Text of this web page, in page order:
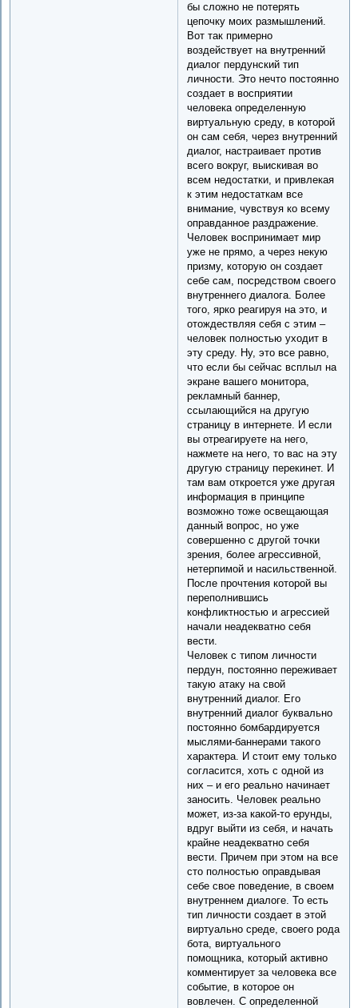
бы сложно не потерять
цепочку моих размышлений.
Вот так примерно
воздействует на внутренний
диалог пердунский тип
личности. Это нечто постоянно
создает в восприятии
человека определенную
виртуальную среду, в которой
он сам себя, через внутренний
диалог, настраивает против
всего вокруг, выискивая во
всем недостатки, и привлекая
к этим недостаткам все
внимание, чувствуя ко всему
оправданное раздражение.
Человек воспринимает мир
уже не прямо, а через некую
призму, которую он создает
себе сам, посредством своего
внутреннего диалога. Более
того, ярко реагируя на это, и
отождествляя себя с этим –
человек полностью уходит в
эту среду. Ну, это все равно,
что если бы сейчас всплыл на
экране вашего монитора,
рекламный баннер,
ссылающийся на другую
страницу в интернете. И если
вы отреагируете на него,
нажмете на него, то вас на эту
другую страницу перекинет. И
там вам откроется уже другая
информация в принципе
возможно тоже освещающая
данный вопрос, но уже
совершенно с другой точки
зрения, более агрессивной,
нетерпимой и насильственной.
После прочтения которой вы
переполнившись
конфликтностью и агрессией
начали неадекватно себя
вести.
Человек с типом личности
пердун, постоянно переживает
такую атаку на свой
внутренний диалог. Его
внутренний диалог буквально
постоянно бомбардируется
мыслями-баннерами такого
характера. И стоит ему только
согласится, хоть с одной из
них – и его реально начинает
заносить. Человек реально
может, из-за какой-то ерунды,
вдруг выйти из себя, и начать
крайне неадекватно себя
вести. Причем при этом на все
сто полностью оправдывая
себе свое поведение, в своем
внутреннем диалоге. То есть
тип личности создает в этой
виртуально среде, своего рода
бота, виртуального
помощника, который активно
комментирует за человека все
событие, в которое он
вовлечен. С определенной